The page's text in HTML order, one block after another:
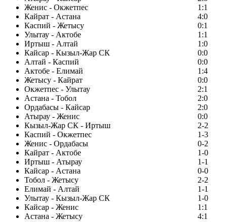
Женис - Окжетпес
1:1
Кайрат - Астана
4:0
Каспий - Жетысу
0:1
Улытау - Актобе
1:1
Иртыш - Алтай
1:0
Кайсар - Кызыл-Жар СК
0:0
Алтай - Каспий
0:0
Актобе - Елимай
1:4
Жетысу - Кайрат
0:0
Окжетпес - Улытау
2:1
Астана - Тобол
2:0
Ордабасы - Кайсар
2:0
Атырау - Женис
0:0
Кызыл-Жар СК - Иртыш
2-2
Каспий - Окжетпес
1-3
Женис - Ордабасы
0-2
Кайрат - Актобе
1-0
Иртыш - Атырау
1-1
Кайсар - Астана
0-0
Тобол - Жетысу
2-2
Елимай - Алтай
1-1
Улытау - Кызыл-Жар СК
1-0
Кайсар - Женис
1:1
Астана - Жетысу
4:1